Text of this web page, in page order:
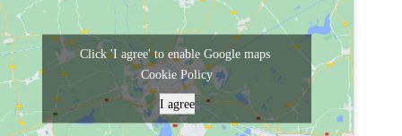
Click 'I agree' to enable Google maps
Cookie Policy
I agree